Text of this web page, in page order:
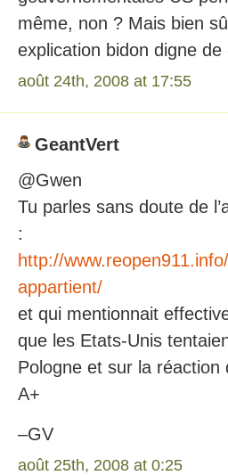
même, non ? Mais bien
explication bidon digne
août 24th, 2008 at 17:55
GeantVert
@Gwen
Tu parles sans doute de
:
http://
appartient/
et qui mentionnait
que les Etats-Unis
Pologne et sur la réaction
A+
–GV
août 25th, 2008 at 0:25